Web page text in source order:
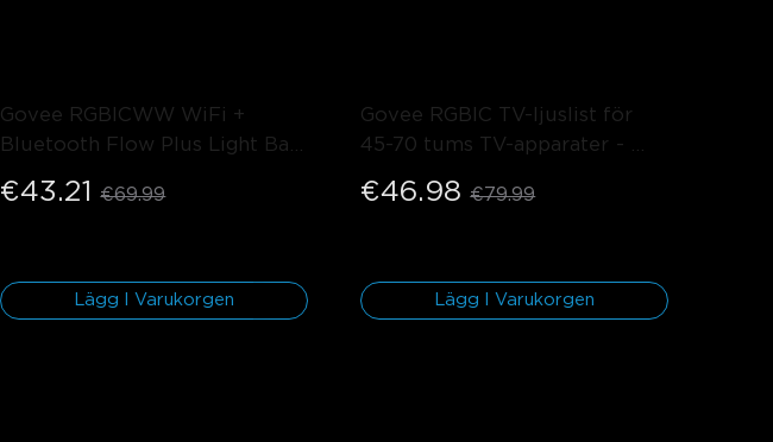
Govee RGBICWW WiFi +
Bluetooth Flow Plus Light Bars
€43.21 €69.99
Lägg I Varukorgen
Govee RGBIC TV-ljuslist för
45-70 tums TV-apparater -
€46.98 €79.99
Lägg I Varukorgen